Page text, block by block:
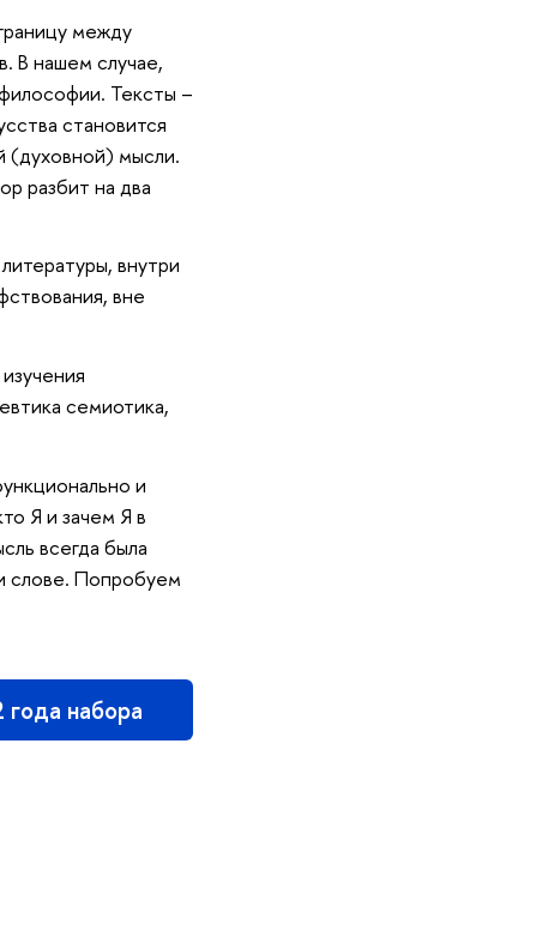
между
В нашем случае,
Тексты –
становится
(духовной) мысли.
разбит на два
внутри
вне
семиотика,
и
Я и зачем Я в
всегда была
слове. Попробуем
набора